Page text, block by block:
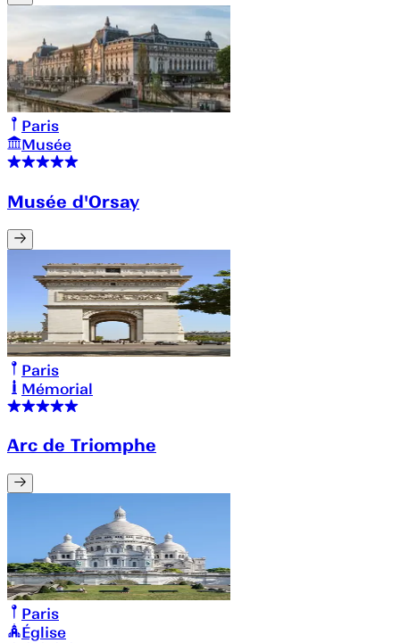
Paris
Musée
Musée d'Orsay
Paris
Mémorial
Arc de Triomphe
Paris
Église